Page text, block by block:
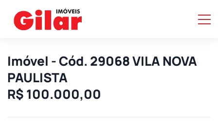
Imóvel - Cód. 29068 VILA NOVA
PAULISTA
R$ 100.000,00